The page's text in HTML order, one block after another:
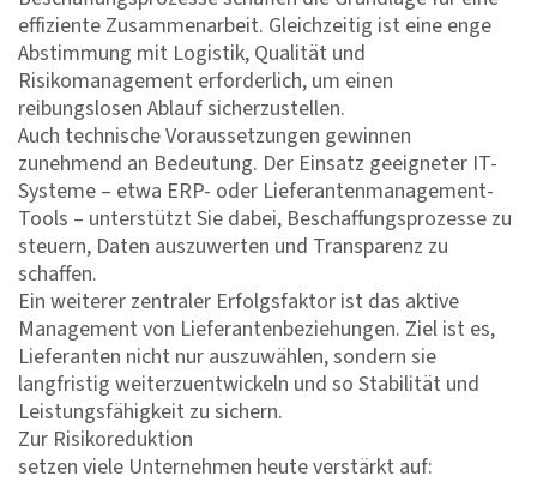
effiziente Zusammenarbeit. Gleichzeitig ist eine enge
Abstimmung mit Logistik, Qualität und
Risikomanagement erforderlich, um einen
reibungslosen Ablauf sicherzustellen.
Auch technische Voraussetzungen gewinnen
zunehmend an Bedeutung. Der Einsatz geeigneter IT-
Systeme – etwa ERP- oder Lieferantenmanagement-
Tools – unterstützt Sie dabei, Beschaffungsprozesse zu
steuern, Daten auszuwerten und Transparenz zu
schaffen.
Ein weiterer zentraler Erfolgsfaktor ist das aktive
Management von Lieferantenbeziehungen. Ziel ist es,
Lieferanten nicht nur auszuwählen, sondern sie
langfristig weiterzuentwickeln und so Stabilität und
Leistungsfähigkeit zu sichern.
Zur Risikoreduktion
setzen viele Unternehmen heute verstärkt auf: